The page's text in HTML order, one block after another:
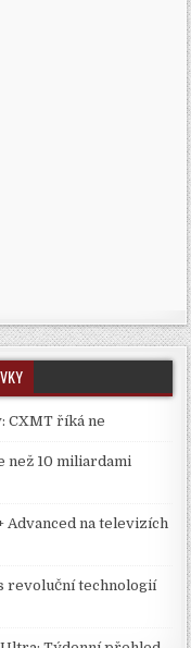
CXMT říká ne
než 10 miliardami
Advanced na televizích
revoluční technologií